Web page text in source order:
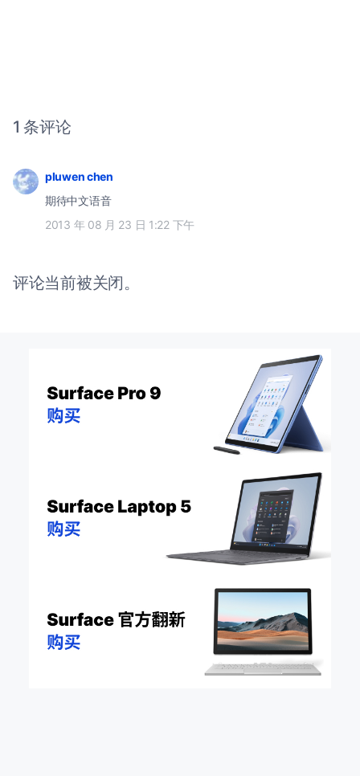
1 条评论
pluwen chen
期待中文语音
2013 年 08 月 23 日 1:22 下午
评论当前被关闭。